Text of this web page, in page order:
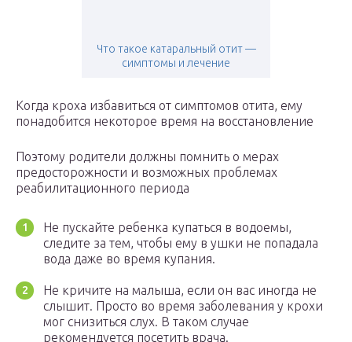
Что такое катаральный отит —
симптомы и лечение
Когда кроха избавиться от симптомов отита, ему
понадобится некоторое время на восстановление
Поэтому родители должны помнить о мерах
предосторожности и возможных проблемах
реабилитационного периода
Не пускайте ребенка купаться в водоемы,
следите за тем, чтобы ему в ушки не попадала
вода даже во время купания.
Не кричите на малыша, если он вас иногда не
слышит. Просто во время заболевания у крохи
мог снизиться слух. В таком случае
рекомендуется посетить врача.